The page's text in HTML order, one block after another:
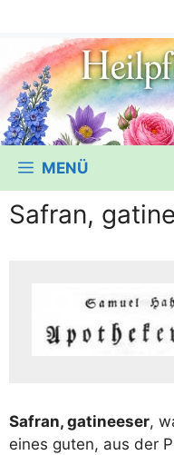
MENÜ
Safran,
Safran, gati­nee­ser,
eines guten, aus der